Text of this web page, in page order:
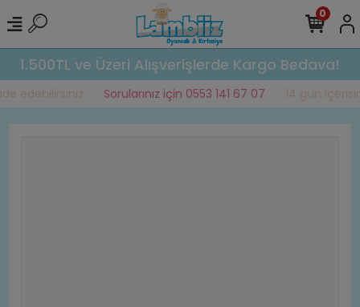
1.500TL ve Üzeri Alışverişlerde Kargo Bedava!
edebilirsiniz Sorularınız için 0553 141 67 07 14 gün
0